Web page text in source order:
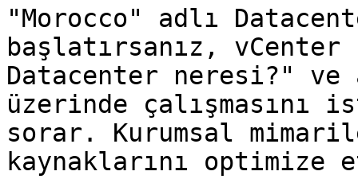
"Morocco" adlı
başlatırsanız,
Datacenter neresi?" ve
üzerinde çalışmasını
sorar. Kurumsal
kaynaklarını